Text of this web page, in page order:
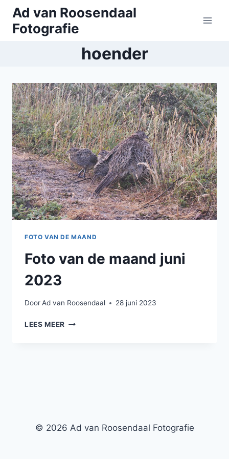
Doorgaan
naar
inhoud
Ad van Roosendaal
Fotografie
hoender
FOTO VAN DE MAAND
Foto van de maand juni
2023
DoorAd van Roosendaal 28 juni 2023
LEES MEER FOTO
© 2026 Ad van Roosendaal Fotografie